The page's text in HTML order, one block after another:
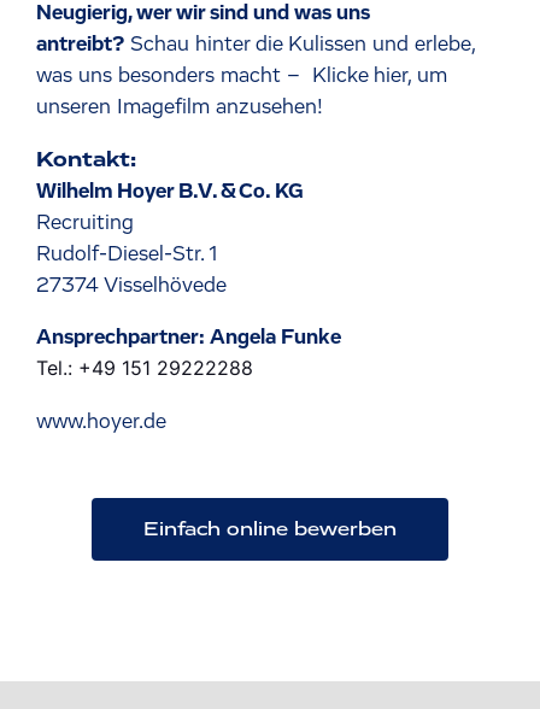
Neugierig, wer wir sind und was uns
antreibt? Schau hinter die Kulissen und erlebe,
was uns besonders macht –
Klicke hier, um
unseren Imagefilm anzusehen!
Kontakt:
Wilhelm Hoyer B.V. & Co. KG
Recruiting
Rudolf-Diesel-Str. 1
27374 Visselhövede
Ansprechpartner: Angela Funke
Tel.: +49 151 29222288
www.hoyer.de
Einfach online bewerben